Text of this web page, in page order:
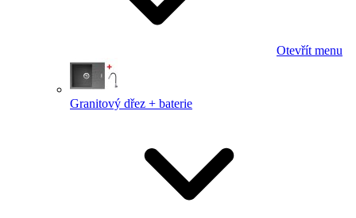
Otevřít menu
Granitový dřez + baterie